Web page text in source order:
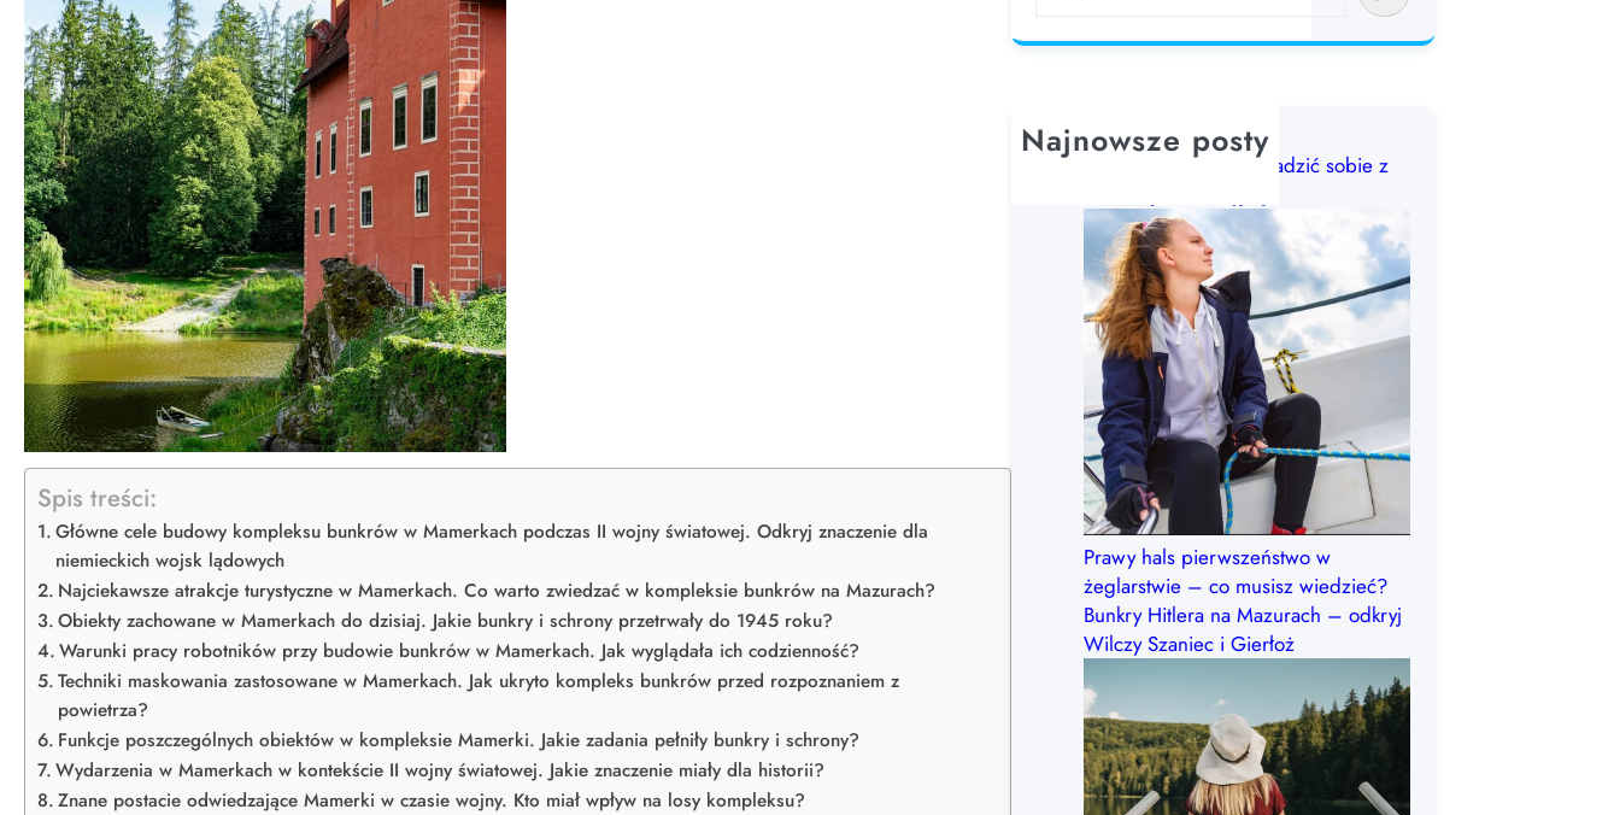
Spis treści:
Główne cele budowy kompleksu bunkrów w Mamerkach podczas II wojny światowej. Odkryj znaczenie dla
niemieckich wojsk lądowych
Najciekawsze atrakcje turystyczne w Mamerkach. Co warto zwiedzać w kompleksie bunkrów na Mazurach?
Obiekty zachowane w Mamerkach do dzisiaj. Jakie bunkry i schrony przetrwały do 1945 roku?
Warunki pracy robotników przy budowie bunkrów w Mamerkach. Jak wyglądała ich codzienność?
Techniki maskowania zastosowane w Mamerkach. Jak ukryto kompleks bunkrów przed rozpoznaniem z
powietrza?
Funkcje poszczególnych obiektów w kompleksie Mamerki. Jakie zadania pełniły bunkry i schrony?
Wydarzenia w Mamerkach w kontekście II wojny światowej. Jakie znaczenie miały dla historii?
Znane postacie odwiedzające Mamerki w czasie wojny. Kto miał wpływ na losy kompleksu?
a
h
Najnowsze posty
Choroba morska: jak radzić sobie z
Prawy hals pierwszeństwo w
żeglarstwie – co musisz wiedzieć?
Bunkry Hitlera na Mazurach – odkryj
Wilczy Szaniec i Gierłoż